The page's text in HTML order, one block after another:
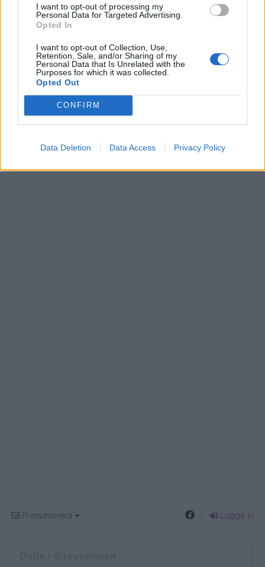
I want to opt-out of processing my
Personal Data for Targeted Advertising.
Opted In
I want to opt-out of Collection, Use,
Retention, Sale, and/or Sharing of my
Personal Data that Is Unrelated with the
Purposes for which it was collected.
Opted Out
CONFIRM
Data Deletion Data Access Privacy Policy
12 NOVEMBER, 2021
Prenumerera Logga in